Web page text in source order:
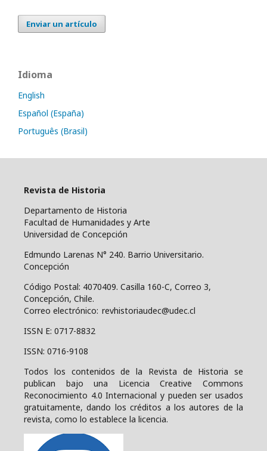
Enviar un artículo
Idioma
English
Español (España)
Português (Brasil)
Revista de Historia
Departamento de Historia
Facultad de Humanidades y Arte
Universidad de Concepción
Edmundo Larenas N° 240. Barrio Universitario.
Concepción
Código Postal: 4070409. Casilla 160-C, Correo 3,
Concepción, Chile.
Correo electrónico: revhistoriaudec@udec.cl
ISSN E: 0717-8832
ISSN: 0716-9108
Todos los contenidos de la Revista de Historia se
publican bajo una
Licencia Creative Commons
Reconocimiento 4.0 Internacional y pueden ser usados
gratuitamente, dando los créditos a los autores de la
revista, como lo establece la licencia.